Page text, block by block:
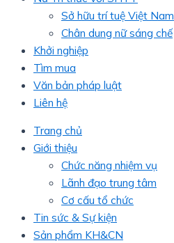
Sở hữu trí tuệ Việt Nam
Chân dung nữ sáng chế
Khởi nghiệp
Tìm mua
Văn bản pháp luật
Liên hệ
Trang chủ
Giới thiệu
Chức năng nhiệm vụ
Lãnh đạo trung tâm
Cơ cấu tổ chức
Tin sức & Sự kiện
Sản phẩm KH&CN